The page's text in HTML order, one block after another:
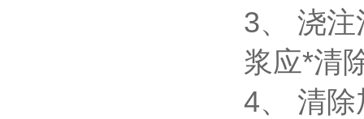
3、 浇
浆应*清
4、 清